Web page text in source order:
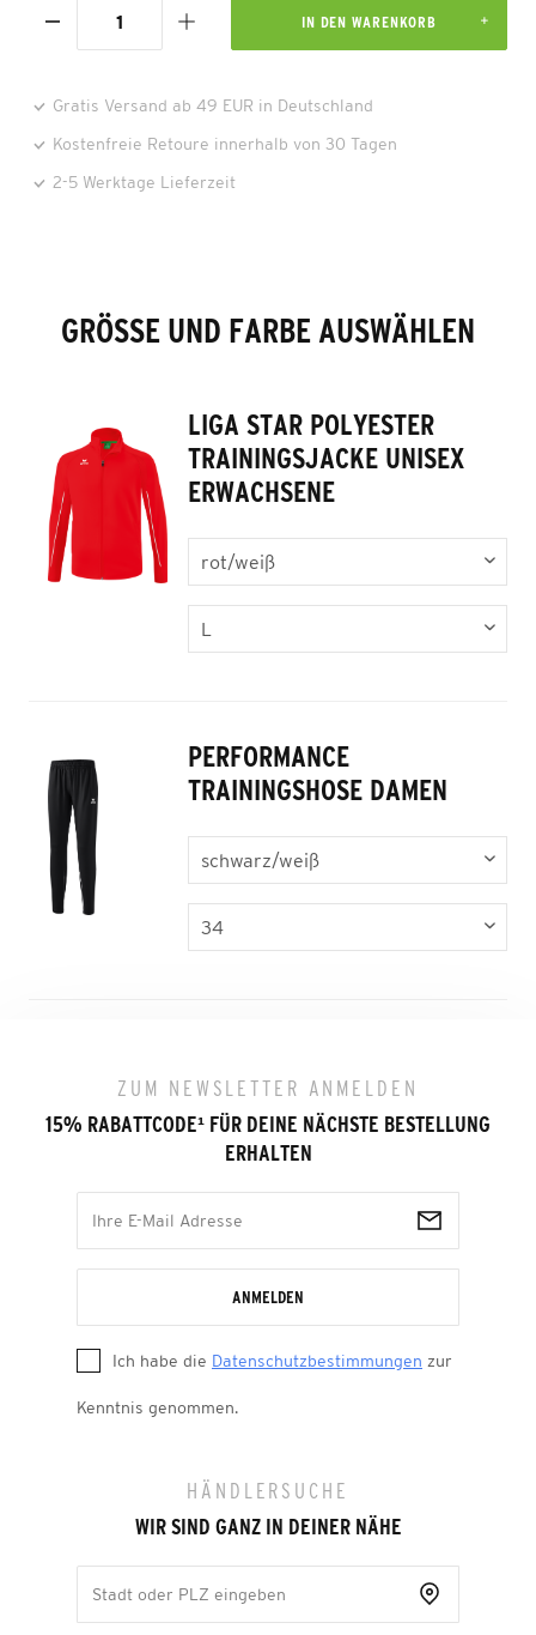
IN DEN WARENKORB
Gratis Versand ab 49 EUR in Deutschland
Kostenfreie Retoure innerhalb von 30 Tagen
2-5 Werktage Lieferzeit
GRÖSSE UND FARBE AUSWÄHLEN
LIGA STAR POLYESTER
TRAININGSJACKE UNISEX
ERWACHSENE
PERFORMANCE
TRAININGSHOSE DAMEN
ZUM NEWSLETTER ANMELDEN
15% RABATTCODE¹ FÜR DEINE NÄCHSTE BESTELLUNG
ERHALTEN
ANMELDEN
Ich habe die Datenschutzbestimmungen zur
Kenntnis genommen.
HÄNDLERSUCHE
WIR SIND GANZ IN DEINER NÄHE